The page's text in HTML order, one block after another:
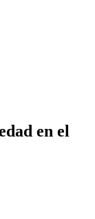
en el